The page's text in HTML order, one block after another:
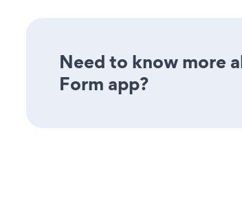
Need to know more
Form app?